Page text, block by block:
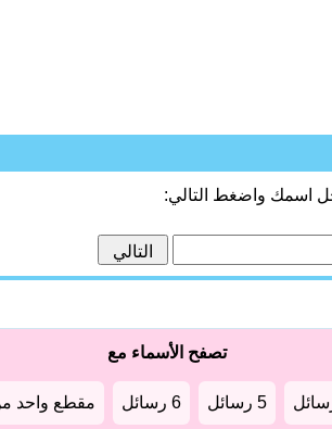
اسمك واضغط التالي:
تصفح الأسماء مع
5 رسائل 6 رسائل مقطع واحد